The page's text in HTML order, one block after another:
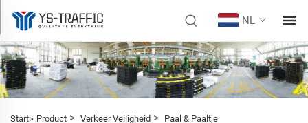
NL
Start> Product > Verkeer Veiligheid > Paal & Paaltje